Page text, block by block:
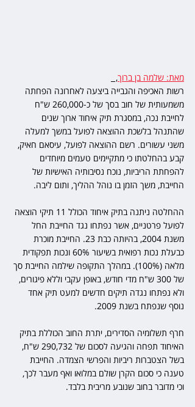
מאת: שלמה בן ברוך,
רשות האכיפה והגבייה ביצעה לאחרונה הפחתה
משמעותית של חוב בסך של כ-260,000 ש"ח
לחייבת נכה, במסגרת תיק איחוד ארוך שנים
שהתנהל בלשכת ההוצאה לפועל במשך למעלה
משני עשורים. רשם ההוצאה לפועל, עיסאם חאיק,
קבע בהחלטתו כי מתקיימים טעמים מיוחדים
להפחתת הריביות, נוכח נסיבותיה האישיות של
החייבת, משך הזמן בו נוהל ההליך, ותום ליבה.
ההחלטה ניתנה בתיק איחוד הכולל 11 תיקי הוצאה
לפועל פרטניים, אשר נפתחו נגד החייבת החל
משנת 2004, בהיותה כבת 23. החייבת מוכרת
כבעלת נכות רפואית בשיעור 60% ונכות תפקודית
מלאה (100%). במהלך התקופה שילמה החייבת סך
של 300 ש"ח מדי חודש, באופן עקבי וללא פיגורים,
ולא נפתחו נגדה תיקים חדשים למעט תיק אחד
נוסף שנפתח בשנת 2009.
חרף תשלומיה הסדירים, יתרת החוב הכוללת בתיק
האיחוד תפחה והגיעה לסכום של 290,732 ש"ח,
בשל הצטברות ריביות והפרשי הצמדה. החייבת
טענה כי סכום הקרן שולם במלואו ואף מעבר לכך,
וכי מדובר בחוב שנובע מריבית בלבד.